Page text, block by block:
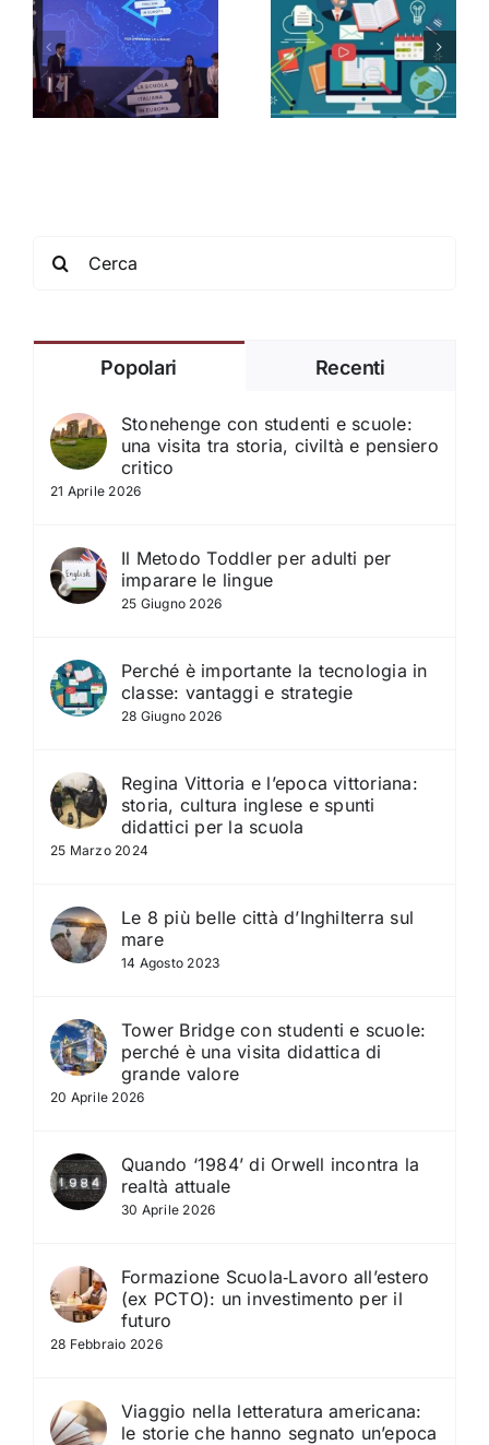
Perché è
importante la
tecnologia in
classe:
vantaggi e
Il Metodo
Toddler per
adulti per
imparare le
lingue
Popolari Recenti
Stonehenge con studenti e scuole:
una visita tra storia, civiltà e pensiero
critico
21 Aprile 2026
Il Metodo Toddler per adulti per
imparare le lingue
25 Giugno 2026
Perché è importante la tecnologia in
classe: vantaggi e strategie
28 Giugno 2026
Regina Vittoria e l’epoca vittoriana:
storia, cultura inglese e spunti
didattici per la scuola
25 Marzo 2024
Le 8 più belle città d’Inghilterra sul
mare
14 Agosto 2023
Tower Bridge con studenti e scuole:
perché è una visita didattica di
grande valore
20 Aprile 2026
Quando ‘1984’ di Orwell incontra la
realtà attuale
30 Aprile 2026
Formazione Scuola‑Lavoro all’estero
(ex PCTO): un investimento per il
futuro
28 Febbraio 2026
Viaggio nella letteratura americana:
le storie che hanno segnato un’epoca